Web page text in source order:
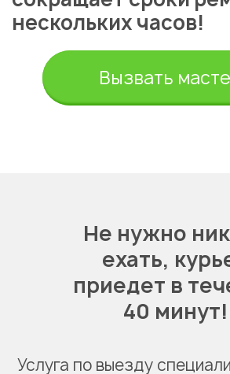
нескольких часов!
Вызвать
Не нужно
ехать,
приедет в
40 минут!
Услуга по выезду
Укажите из какого
города
Алматы